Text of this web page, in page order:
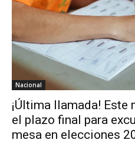
Nacional
¡Última llamada!
el plazo final para
mesa en elecciones